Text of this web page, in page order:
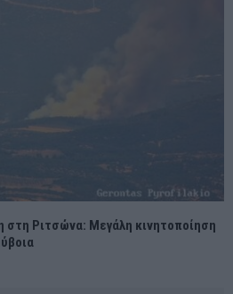
στη Ριτσώνα: Μεγάλη κινητοποίηση